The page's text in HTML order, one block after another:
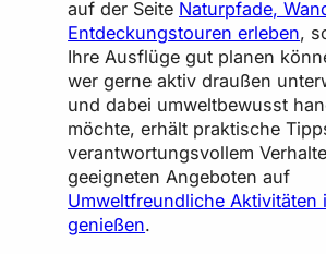
auf der Seite Naturpfade,
Entdeckungstouren erleben,
Ihre Ausflüge gut planen
wer gerne aktiv draußen
und dabei umweltbewusst
möchte, erhält praktische
verantwortungsvollem
geeigneten Angeboten auf
Umweltfreundliche Aktivitäten
genießen.